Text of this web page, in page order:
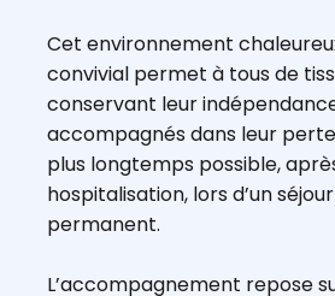
Cet environnement
convivial permet à tous de
conservant leur
accompagnés dans leur
plus longtemps possible,
hospitalisation, lors d’un
permanent.
L’accompagnement repose